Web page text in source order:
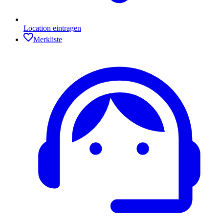
Location eintragen
Merkliste